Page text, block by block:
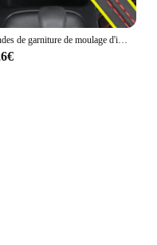
Bandes de garniture de moulage d'intérieur en Pu, Style universel de voiture, bricolage, Flexible, accessoires de voiture, bande tressée de décoration, autocollant de tableau de bord Autocollant auto-adhésif